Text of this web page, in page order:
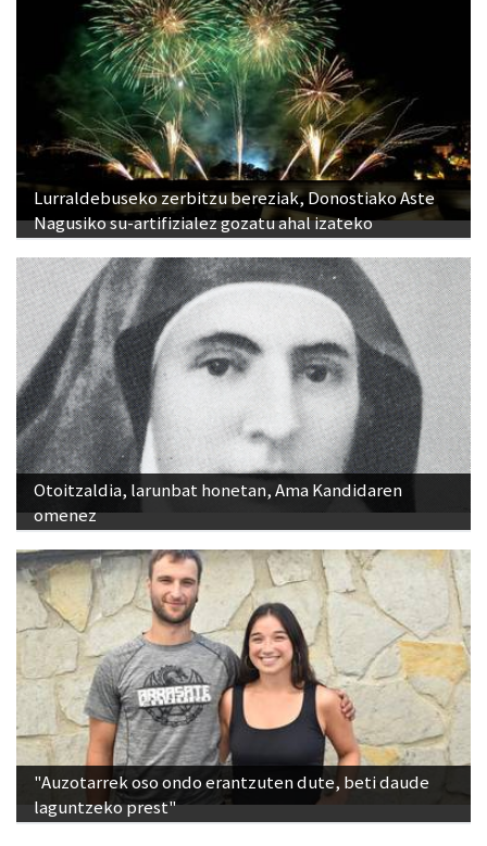
Lurraldebuseko zerbitzu bereziak, Donostiako Aste
Nagusiko su-artifizialez gozatu ahal izateko
Otoitzaldia, larunbat honetan, Ama Kandidaren
omenez
"Auzotarrek oso ondo erantzuten dute, beti daude
laguntzeko prest"